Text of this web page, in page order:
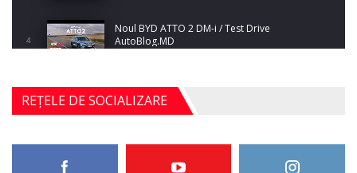
4
Noul BYD ATTO 2 DM-i / Test Drive
AutoBlog.MD
17:35
5
Noul Mercedes-Benz S-Class facelift (S 580
4MATIC V223) / Test Drive AutoBlog.MD
27:33
REȚELE DE SOCIALIZARE